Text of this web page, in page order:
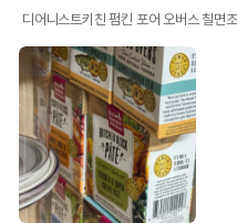
디어니스트키친 펌킨 포어 오버스 칠면